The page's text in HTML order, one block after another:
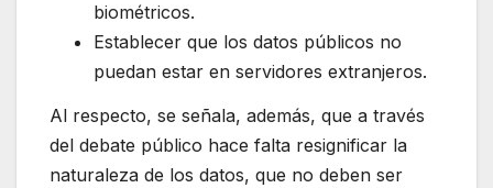
biométricos.
Establecer que los datos públicos no
puedan estar en servidores extranjeros.
Al respecto, se señala, además, que a través
del debate público hace falta resignificar la
naturaleza de los datos, que no deben ser